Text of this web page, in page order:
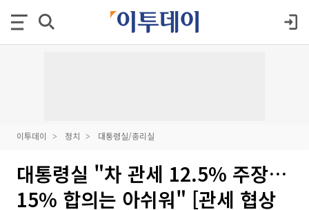
이투데이 정치 대통령실/총리실
대통령실 "차 관세 12.5% 주장…
15% 합의는 아쉬워" [관세 협상